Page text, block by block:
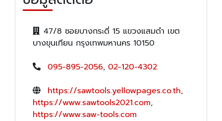
47/8 ซอยบางกระดี่ 15 แขวงแสมดำ เขต
บางขุนเทียน กรุงเทพมหานคร 10150
095-895-2056, 02-120-4302
https://sawtools.yellowpages.co.th,
https://www.sawtools2021.com,
https://www.saw-tools.com